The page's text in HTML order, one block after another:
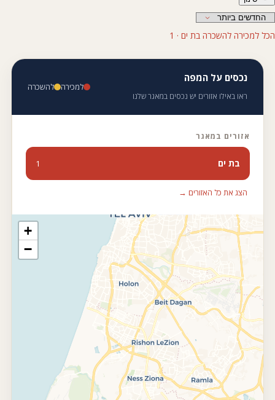
הכל למכירה להשכרה בת ים · 1
נכסים על המפה
ראו באילו אזורים יש נכסים במאגר שלנו
למכירה להשכרה
אזורים במאגר
בת ים 1
הצג את כל האזורים →
+
−